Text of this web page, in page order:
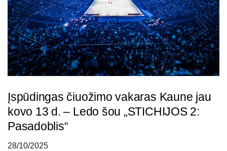
Įspūdingas čiuožimo vakaras Kaune jau
kovo 13 d. – Ledo šou „STICHIJOS 2:
Pasadoblis“
28/10/2025